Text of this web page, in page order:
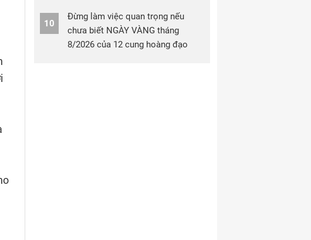
10
Đừng làm việc quan trọng nếu
chưa biết NGÀY VÀNG tháng
8/2026 của 12 cung hoàng đạo